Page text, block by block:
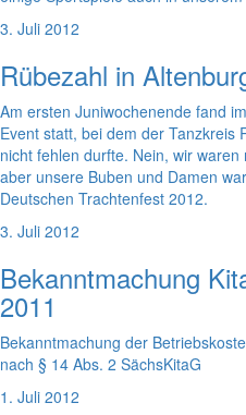
3. Juli 2012
Rübezahl in
Am ersten Juniwochenende fand
Event statt, bei dem der Tanzkreis
nicht fehlen durfte. Nein, wir
aber unsere Buben und Damen
Deutschen Trachtenfest 2012.
3. Juli 2012
Bekanntmachung
2011
Bekanntmachung der
nach § 14 Abs. 2 SächsKitaG
1. Juli 2012